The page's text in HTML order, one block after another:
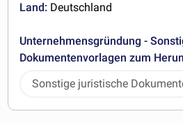
Land: Deutschland
Unternehmensgründung -
Dokumentenvorlagen zum
Sonstige juristische
Herunterladen